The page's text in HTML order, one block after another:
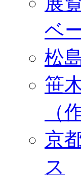
ベ
松
笹
（
京
ス